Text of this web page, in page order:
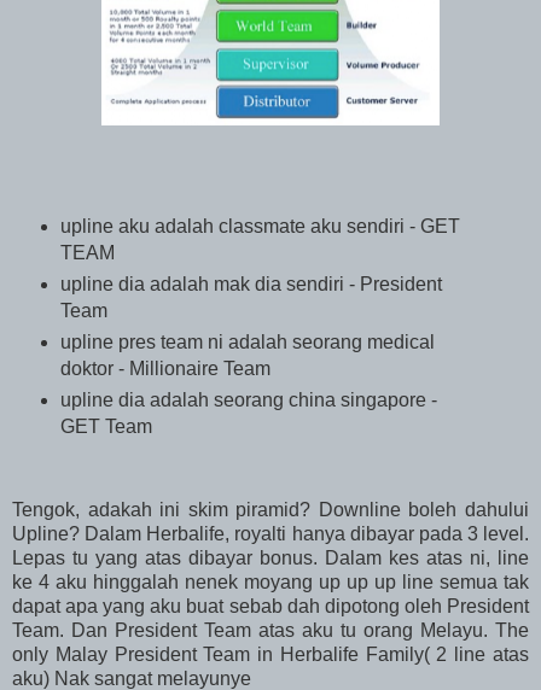
upline aku adalah classmate aku sendiri - GET
TEAM
upline dia adalah mak dia sendiri - President
Team
upline pres team ni adalah seorang medical
doktor - Millionaire Team
upline dia adalah seorang china singapore -
GET Team
Tengok, adakah ini skim piramid? Downline boleh dahului
Upline? Dalam Herbalife, royalti hanya dibayar pada 3 level.
Lepas tu yang atas dibayar bonus. Dalam kes atas ni, line
ke 4 aku hinggalah nenek moyang up up up line semua tak
dapat apa yang aku buat sebab dah dipotong oleh President
Team. Dan President Team atas aku tu orang Melayu. The
only Malay President Team in Herbalife Family( 2 line atas
aku) Nak sangat melayunye